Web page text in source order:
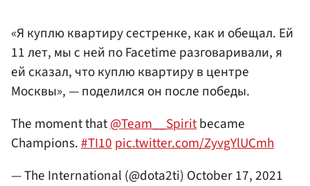
«Я куплю квартиру сестренке, как и обещал. Ей
11 лет, мы с ней по Facetime разговаривали, я
ей сказал, что куплю квартиру в центре
Москвы», — поделился он после победы.
The moment that@Team__Spiritbecame
Champions.#TI10pic.twitter.com/ZyvgYlUCmh
— The International (@dota2ti) October 17, 2021